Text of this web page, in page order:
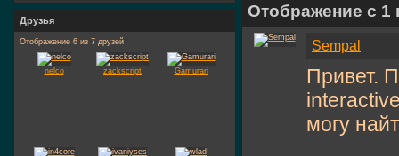
Отображение с 1
Sempal
Привет.
могу
Друзья
Отображение 6 из 7 друзей
nelco zackscript Gamurari